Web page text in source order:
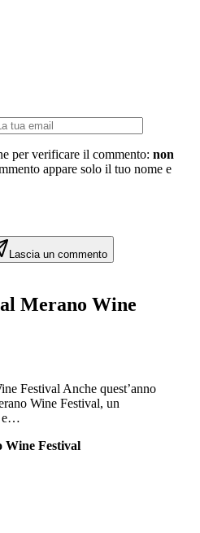
per verificare il commento: non
appare solo il tuo nome e
Lascia un commento
Merano Wine
Festival Anche quest’anno
Wine Festival, un
e…
Wine Festival